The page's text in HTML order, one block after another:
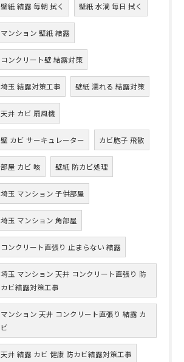
壁紙 結露 毎朝 拭く 壁紙 水滴 毎日 拭く
マンション 壁紙 結露
コンクリート壁 結露対策
埼玉 結露対策工事 壁紙 濡れる 結露対策
天井 カビ 扇風機
壁 カビ サーキュレーター カビ胞子 飛散
部屋 カビ 咳 壁紙 防カビ処理
埼玉 マンション 子供部屋
埼玉 マンション 角部屋
コンクリート直張り 止まらない 結露
埼玉 マンション 天井 コンクリート直張り 防
カビ結露対策工事
マンション 天井 コンクリート直張り 結露 カ
ビ
天井 結露 カビ 健康 防カビ結露対策工事